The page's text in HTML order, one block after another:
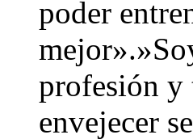
poder
profesión y
envejecer